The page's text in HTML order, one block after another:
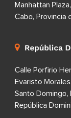
Manhattan
Cabo, Provincia
República
Calle Porfirio
Evaristo Morales,
Santo Domingo,
República